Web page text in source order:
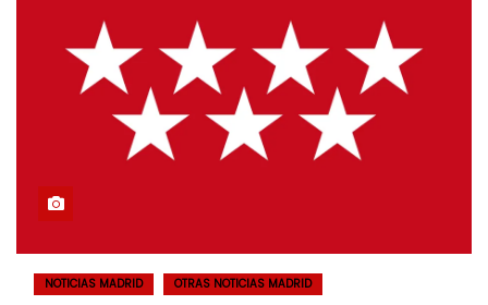
NOTICIAS MADRID OTRAS NOTICIAS MADRID